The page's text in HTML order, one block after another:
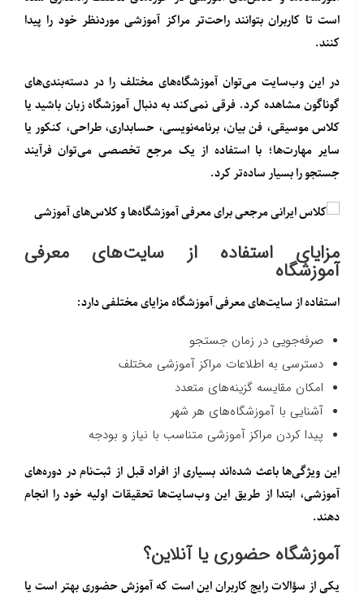
است تا کاربران بتوانند راحت‌تر مراکز آموزشی موردنظر خود را پیدا
کنند.
در این وب‌سایت می‌توان آموزشگاه‌های مختلف را در دسته‌بندی‌های
گوناگون مشاهده کرد. فرقی نمی‌کند به دنبال آموزشگاه زبان باشید یا
کلاس موسیقی، فن بیان، برنامه‌نویسی، حسابداری، طراحی، کنکور یا
سایر مهارت‌ها؛ با استفاده از یک مرجع تخصصی می‌توان فرآیند
جستجو را بسیار ساده‌تر کرد.
مزایای استفاده از سایت‌های معرفی
آموزشگاه
استفاده از سایت‌های معرفی آموزشگاه مزایای مختلفی دارد:
صرفه‌جویی در زمان جستجو
دسترسی به اطلاعات مراکز آموزشی مختلف
امکان مقایسه گزینه‌های متعدد
آشنایی با آموزشگاه‌های هر شهر
پیدا کردن مراکز آموزشی متناسب با نیاز و بودجه
این ویژگی‌ها باعث شده‌اند بسیاری از افراد قبل از ثبت‌نام در دوره‌های
آموزشی، ابتدا از طریق این وب‌سایت‌ها تحقیقات اولیه خود را انجام
دهند.
آموزشگاه حضوری یا آنلاین؟
یکی از سؤالات رایج کاربران این است که آموزش حضوری بهتر است یا